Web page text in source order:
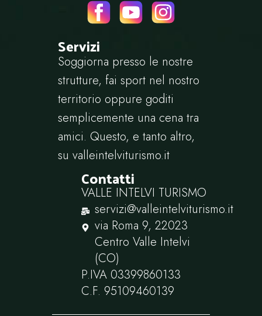
Servizi
Soggiorna presso le nostre
strutture, fai sport nel nostro
territorio oppure goditi
semplicemente una cena tra
amici. Questo, e tanto altro,
su valleintelviturismo.it
Contatti
VALLE INTELVI TURISMO
servizi@valleintelviturismo.it
via Roma 9, 22023
Centro Valle Intelvi
(CO)
P.IVA ‭03399860133‬
C.F. ‭95109460139